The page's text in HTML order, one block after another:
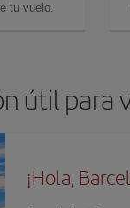
tu vuelo.
útil para
¡Hola,